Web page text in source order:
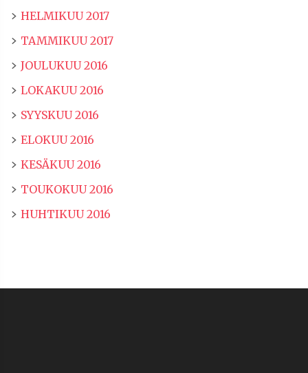
HELMIKUU 2017
TAMMIKUU 2017
JOULUKUU 2016
LOKAKUU 2016
SYYSKUU 2016
ELOKUU 2016
KESÄKUU 2016
TOUKOKUU 2016
HUHTIKUU 2016